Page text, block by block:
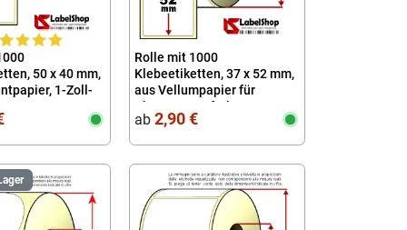
50 x 40 mm,
1-Zoll-
Rolle mit 1000
Klebeetiketten, 37 x 52 mm,
aus Vellumpapier für
Thermotransferkern 40
ab2,90 €